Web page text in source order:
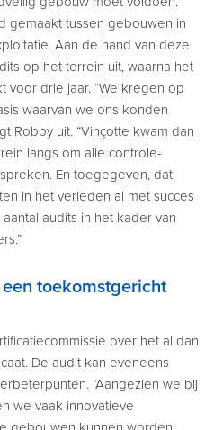
gemaakt tussen gebouwen in
Aan de hand van deze
op het terrein uit, waarna het
voor drie jaar. “We kregen op
waarvan we ons konden
Robby uit. “Vinçotte kwam dan
langs om alle controle-
En toegegeven, dat
in het verleden al met succes
audits in het kader van
toekomstgericht
over het al dan
De audit kan eveneens
“Aangezien we bij
we vaak innovatieve